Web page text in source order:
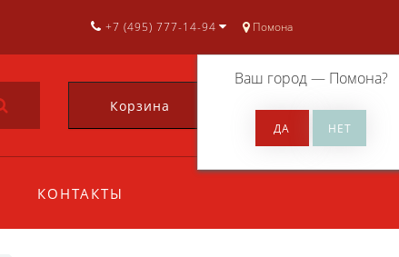
Помона
Ваш город — Помона?
+7 (495) 777-14-94
Корзина 0
КОНТАКТЫ